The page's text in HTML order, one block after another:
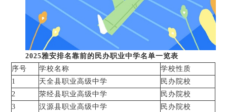
2025雅安排名靠前的民办职业中学名单一览表
序号
学校名称
学校性质
1
天全县职业高级中学
民办院校
2
荥经县职业高级中学
民办院校
3
汉源县职业高级中学
民办院校